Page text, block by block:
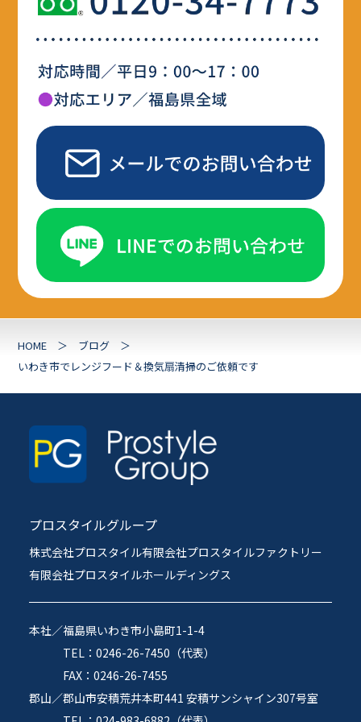
HOME
ブログ
いわき市でレンジフード＆換気扇清掃のご依頼です
プロスタイルグループ
株式会社プロスタイル有限会社プロスタイルファクトリー
有限会社プロスタイルホールディングス
本社／福島県いわき市小島町1-1-4
TEL：0246-26-7450（代表）
FAX：0246-26-7455
郡山／郡山市安積荒井本町441 安積サンシャイン307号室